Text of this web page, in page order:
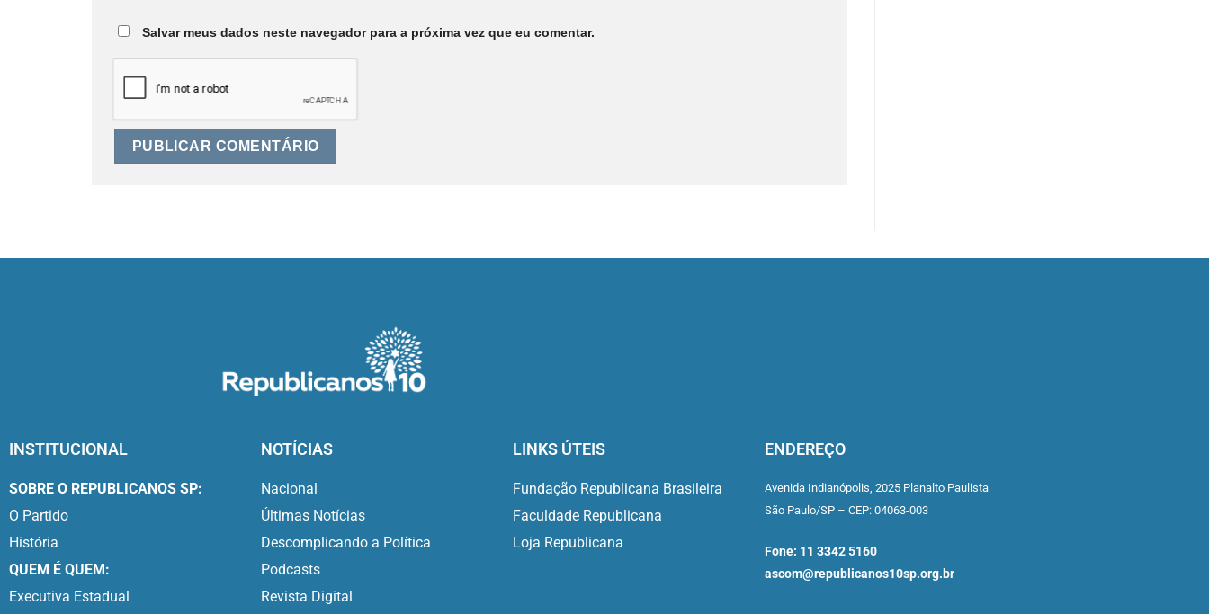
Salvar meus dados neste navegador para a próxima vez que eu comentar.
INSTITUCIONAL
SOBRE O REPUBLICANOS SP:
O Partido
História
QUEM É QUEM:
Executiva Estadual
NOTÍCIAS
Nacional
Últimas Notícias
Descomplicando a Política
Podcasts
Revista Digital
LINKS ÚTEIS
Fundação Republicana Brasileira
Faculdade Republicana
Loja Republicana
ENDEREÇO
Avenida Indianópolis, 2025 Planalto Paulista
São Paulo/SP – CEP: 04063-003
Fone: 11 3342 5160
ascom@republicanos10sp.org.br